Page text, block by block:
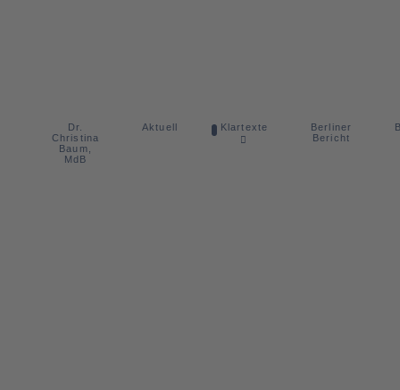
Dr.
Christina
Baum,
MdB
Aktuell Klartexte
Berliner
Bericht